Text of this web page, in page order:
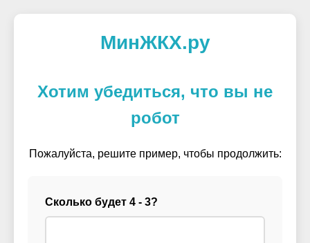
МинЖКХ.ру
Хотим убедиться, что вы не
робот
Пожалуйста, решите пример, чтобы продолжить:
Сколько будет 4 - 3?